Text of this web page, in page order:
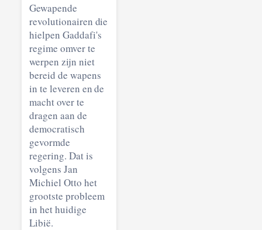
Gewapende
revolutionairen die
hielpen Gaddafi's
regime omver te
werpen zijn niet
bereid de wapens
in te leveren en de
macht over te
dragen aan de
democratisch
gevormde
regering. Dat is
volgens Jan
Michiel Otto het
grootste probleem
in het huidige
Libië.